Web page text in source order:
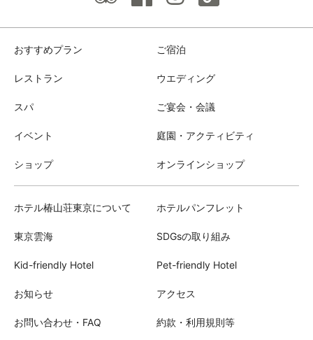
おすすめプラン ご宿泊
レストラン ウエディング
スパ ご宴会・会議
イベント 庭園・アクティビティ
ショップ オンラインショップ
ホテル椿山荘東京について ホテルパンフレット
東京雲海 SDGsの取り組み
Kid-friendly Hotel Pet-friendly Hotel
お知らせ アクセス
お問い合わせ・FAQ 約款・利用規則等